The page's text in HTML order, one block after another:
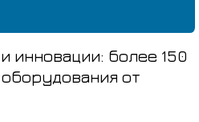
инновации: более 150
от